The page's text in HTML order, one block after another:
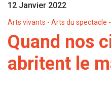
12 Janvier 2022
Arts vivants - Arts du spectacle
Quand nos
abritent le